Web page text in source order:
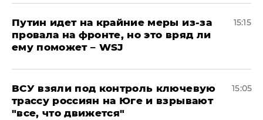
Путин идет на крайние меры из-за
провала на фронте, но это вряд ли
ему поможет – WSJ
15:15
ВСУ взяли под контроль ключевую
трассу россиян на Юге и взрывают
"все, что движется"
15:05